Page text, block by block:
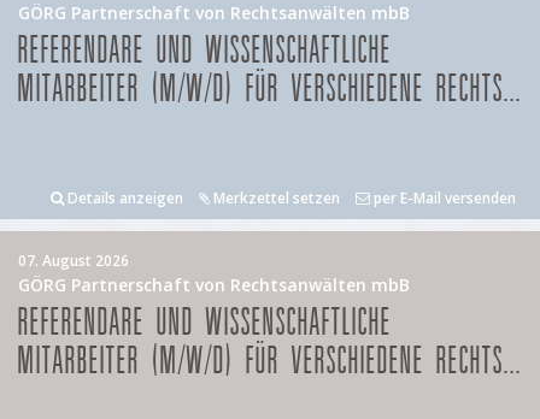
GÖRG Partnerschaft von Rechtsanwälten mbB
REFERENDARE UND WISSENSCHAFTLICHE
MITARBEITER (M/W/D) FÜR VERSCHIEDENE RECHTS...
Details anzeigen Merkzettel setzen per E-Mail versenden
07. August 2026
GÖRG Partnerschaft von Rechtsanwälten mbB
REFERENDARE UND WISSENSCHAFTLICHE
MITARBEITER (M/W/D) FÜR VERSCHIEDENE RECHTS...